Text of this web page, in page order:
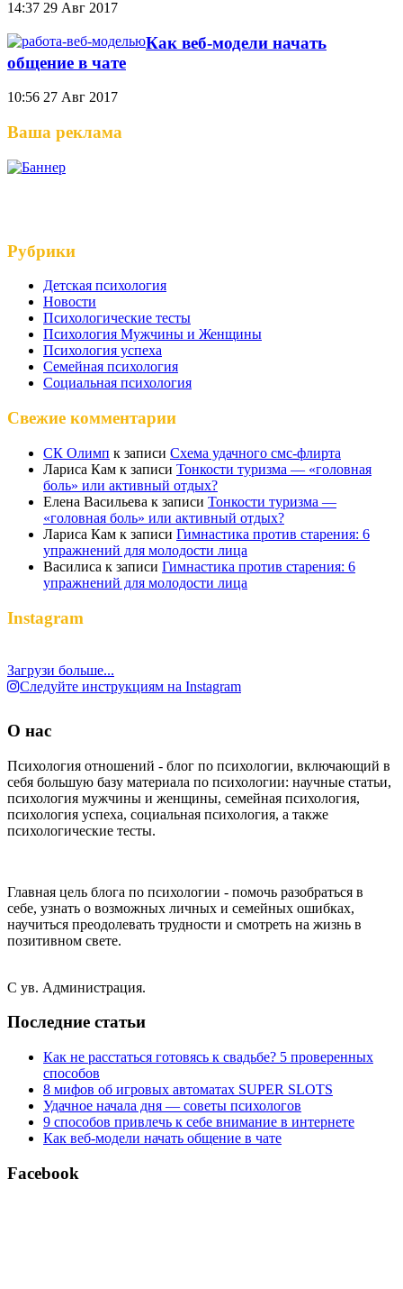
14:37 29 Авг 2017
Как веб-модели начать
общение в чате
10:56 27 Авг 2017
Ваша реклама
Рубрики
Детская психология
Новости
Психологические тесты
Психология Мужчины и Женщины
Психология успеха
Семейная психология
Социальная психология
Свежие комментарии
СК Олимп к записи Схема удачного смс-флирта
Лариса Кам к записи Тонкости туризма — «головная
боль» или активный отдых?
Елена Васильева к записи Тонкости туризма —
«головная боль» или активный отдых?
Лариса Кам к записи Гимнастика против старения: 6
упражнений для молодости лица
Василиса к записи Гимнастика против старения: 6
упражнений для молодости лица
Instagram
Загрузи больше...
Следуйте инструкциям на Instagram
О нас
Психология отношений - блог по психологии, включающий в
себя большую базу материала по психологии: научные статьи,
психология мужчины и женщины, семейная психология,
психология успеха, социальная психология, а также
психологические тесты.
Главная цель блога по психологии - помочь разобраться в
себе, узнать о возможных личных и семейных ошибках,
научиться преодолевать трудности и смотреть на жизнь в
позитивном свете.
С ув. Администрация.
Последние статьи
Как не расстаться готовясь к свадьбе? 5 проверенных
способов
8 мифов об игровых автоматах SUPER SLOTS
Удачное начала дня — советы психологов
9 способов привлечь к себе внимание в интернете
Как веб-модели начать общение в чате
Facebook